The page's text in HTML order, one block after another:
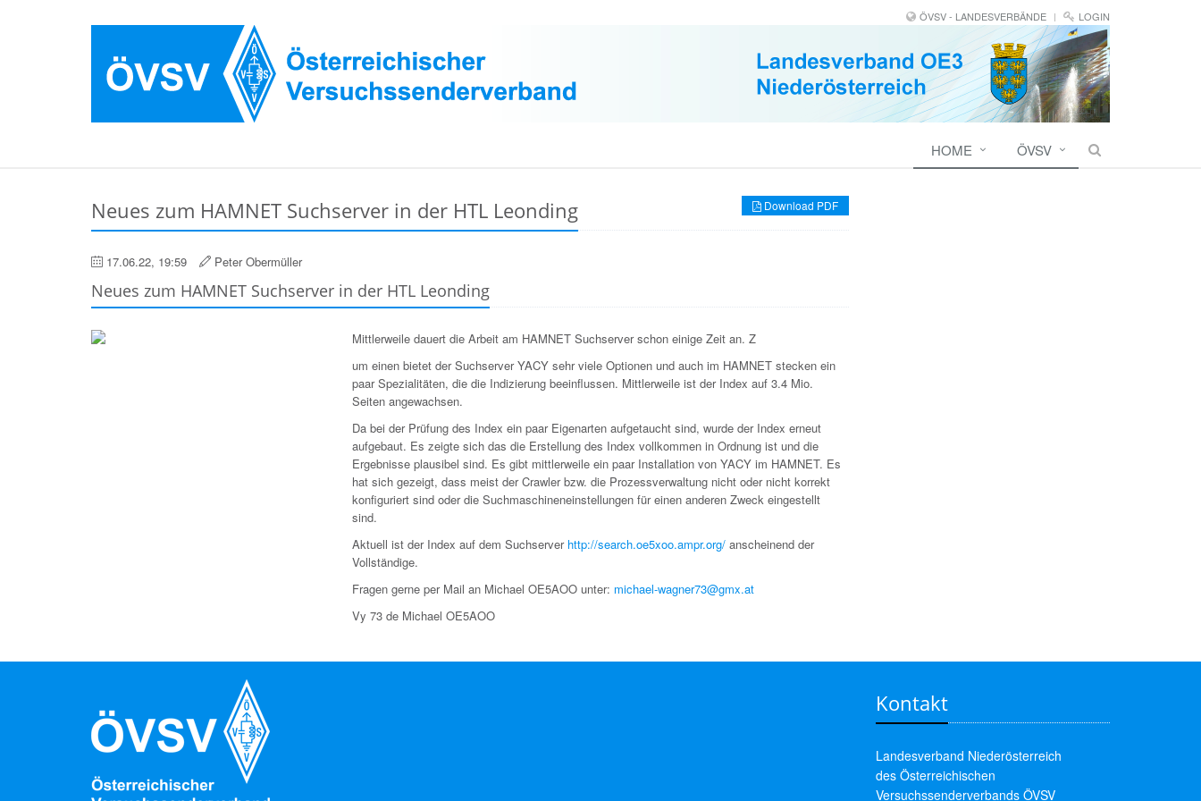
ÖVSV - LANDESVERBÄNDE LOGIN
HOME ÖVSV
Download PDF
Neues zum HAMNET Suchserver in der HTL Leonding
17.06.22, 19:59 Peter Obermüller
Neues zum HAMNET Suchserver in der HTL Leonding
Mittlerweile dauert die Arbeit am HAMNET Suchserver schon einige Zeit an. Z
um einen bietet der Suchserver YACY sehr viele Optionen und auch im HAMNET stecken ein
paar Spezialitäten, die die Indizierung beeinflussen. Mittlerweile ist der Index auf 3.4 Mio.
Seiten angewachsen.
Da bei der Prüfung des Index ein paar Eigenarten aufgetaucht sind, wurde der Index erneut
aufgebaut. Es zeigte sich das die Erstellung des Index vollkommen in Ordnung ist und die
Ergebnisse plausibel sind. Es gibt mittlerweile ein paar Installation von YACY im HAMNET. Es
hat sich gezeigt, dass meist der Crawler bzw. die Prozessverwaltung nicht oder nicht korrekt
konfiguriert sind oder die Suchmaschineneinstellungen für einen anderen Zweck eingestellt
sind.
Aktuell ist der Index auf dem Suchserver http://search.oe5xoo.ampr.org/ anscheinend der
Vollständige.
Fragen gerne per Mail an Michael OE5AOO unter: michael-wagner73@gmx.at
Vy 73 de Michael OE5AOO
Kontakt
Landesverband Niederösterreich
des Österreichischen
Versuchssenderverbands ÖVSV